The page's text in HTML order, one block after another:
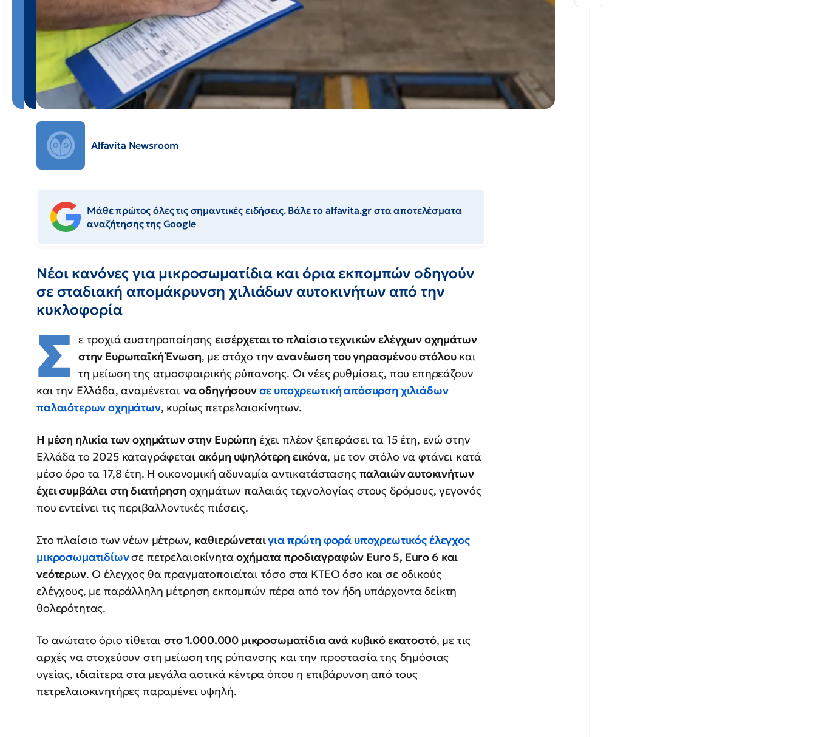
Alfavita Newsroom
Μάθε πρώτος όλες τις σημαντικές ειδήσεις. Βάλε το alfavita.gr στα αποτελέσματα
αναζήτησης της Google
Νέοι κανόνες για μικροσωματίδια και όρια εκπομπών οδηγούν
σε σταδιακή απομάκρυνση χιλιάδων αυτοκινήτων από την
κυκλοφορία
Σ ε τροχιά αυστηροποίησηςεισέρχεται το πλαίσιο τεχνικών ελέγχων οχημάτων
στην Ευρωπαϊκή Ένωση, με στόχο τηνανανέωση του γηρασμένου στόλουκαι
τη μείωση της ατμοσφαιρικής ρύπανσης. Οι νέες ρυθμίσεις, που επηρεάζουν
και την Ελλάδα, αναμένεται να οδηγήσουνσε υποχρεωτική απόσυρση χιλιάδων
παλαιότερων οχημάτων, κυρίως πετρελαιοκίνητων.
Η μέση ηλικία των οχημάτων στην Ευρώπη έχει πλέον ξεπεράσει τα 15 έτη, ενώ στην
Ελλάδα το 2025 καταγράφεται ακόμη υψηλότερη εικόνα, με τον στόλο να φτάνει κατά
μέσο όρο τα 17,8 έτη. Η οικονομική αδυναμία αντικατάστασης παλαιών αυτοκινήτων
έχει συμβάλει στη διατήρηση οχημάτων παλαιάς τεχνολογίας στους δρόμους, γεγονός
που εντείνει τις περιβαλλοντικές πιέσεις.
Στο πλαίσιο των νέων μέτρων, καθιερώνεταιγια πρώτη φορά υποχρεωτικόςέλεγχος
μικροσωματιδίωνσε πετρελαιοκίνηταοχήματα προδιαγραφών Euro5, Euro 6 και
νεότερων. Ο έλεγχος θα πραγματοποιείται τόσο στα ΚΤΕΟ όσο και σε οδικούς
ελέγχους, με παράλληλη μέτρηση εκπομπών πέρα από τον ήδη υπάρχοντα δείκτη
θολερότητας.
Το ανώτατο όριο τίθεταιστο 1.000.000 μικροσωματίδια ανά κυβικό εκατοστό, με τις
αρχές να στοχεύουν στη μείωση της ρύπανσης και την προστασία της δημόσιας
υγείας, ιδιαίτερα στα μεγάλα αστικά κέντρα όπου η επιβάρυνση από τους
πετρελαιοκινητήρες παραμένει υψηλή.